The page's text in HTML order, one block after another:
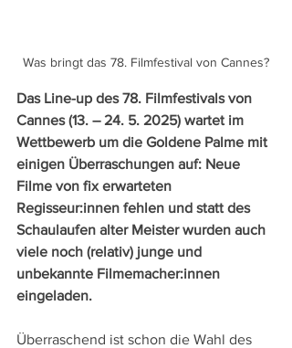
Was bringt das 78. Filmfestival von Cannes?
Das Line-up des 78. Filmfestivals von
Cannes (13. – 24. 5. 2025) wartet im
Wettbewerb um die Goldene Palme mit
einigen Überraschungen auf: Neue
Filme von fix erwarteten
Regisseur:innen fehlen und statt des
Schaulaufen alter Meister wurden auch
viele noch (relativ) junge und
unbekannte Filmemacher:innen
eingeladen.
Überraschend ist schon die Wahl des